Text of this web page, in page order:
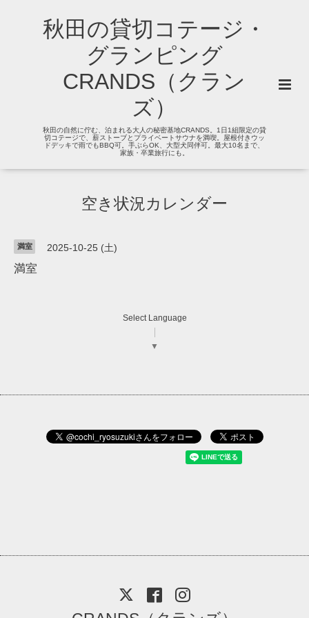
秋田の貸切コテージ・
グランピング
CRANDS（クラン
ズ）
秋田の自然に佇む、泊まれる大人の秘密基地CRANDS。1日1組限定の貸
切コテージで、薪ストーブとプライベートサウナを満喫。屋根付きウッ
ドデッキで雨でもBBQ可。手ぶらOK、大型犬同伴可。最大10名まで、
家族・卒業旅行にも。
空き状況カレンダー
満室 2025-10-25 (土)
満室
Select Language
▼